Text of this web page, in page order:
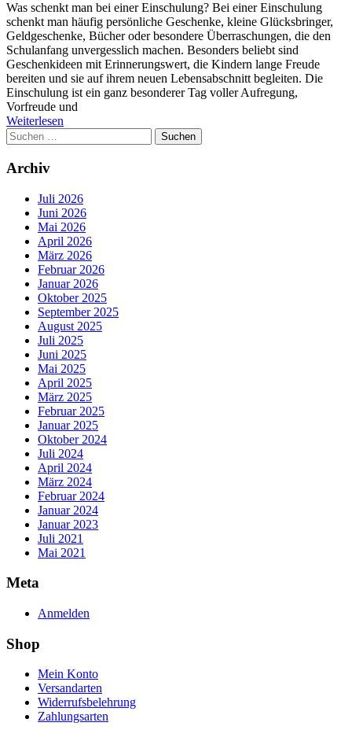
Was schenkt man bei einer Einschulung? Bei einer Einschulung
schenkt man häufig persönliche Geschenke, kleine Glücksbringer,
Geldgeschenke, Bücher oder besondere Überraschungen, die den
Schulanfang unvergesslich machen. Besonders beliebt sind
Geschenkideen mit Erinnerungswert, die Kindern lange Freude
bereiten und sie auf ihrem neuen Lebensabschnitt begleiten. Die
Einschulung ist ein ganz besonderer Tag voller Aufregung,
Vorfreude und
Weiterlesen
Suchen
nach:
Archiv
Juli 2026
Juni 2026
Mai 2026
April 2026
März 2026
Februar 2026
Januar 2026
Oktober 2025
September 2025
August 2025
Juli 2025
Juni 2025
Mai 2025
April 2025
März 2025
Februar 2025
Januar 2025
Oktober 2024
Juli 2024
April 2024
März 2024
Februar 2024
Januar 2024
Januar 2023
Juli 2021
Mai 2021
Meta
Anmelden
Shop
Mein Konto
Versandarten
Widerrufsbelehrung
Zahlungsarten